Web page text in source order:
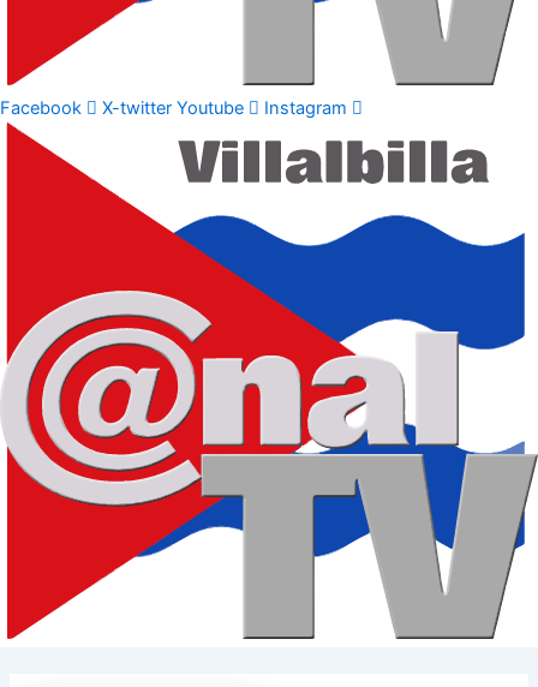
Facebook X-twitter Youtube Instagram